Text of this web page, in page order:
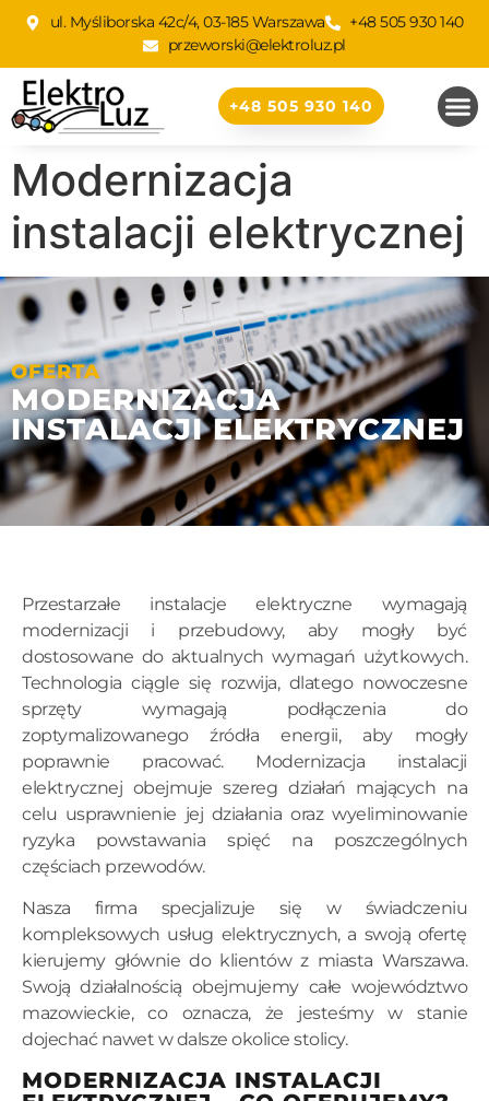
ul. Myśliborska 42c/4, 03-185 Warszawa
+48 505 930 140
przeworski@elektroluz.pl
+48 505 930 140
Modernizacja
instalacji elektrycznej
OFERTA
MODERNIZACJA
INSTALACJI ELEKTRYCZNEJ
Przestarzałe instalacje elektryczne wymagają
modernizacji i przebudowy, aby mogły być
dostosowane do aktualnych wymagań użytkowych.
Technologia ciągle się rozwija, dlatego nowoczesne
sprzęty wymagają podłączenia do
zoptymalizowanego źródła energii, aby mogły
poprawnie pracować. Modernizacja instalacji
elektrycznej obejmuje szereg działań mających na
celu usprawnienie jej działania oraz wyeliminowanie
ryzyka powstawania spięć na poszczególnych
częściach przewodów.
Nasza firma specjalizuje się w świadczeniu
kompleksowych usług elektrycznych, a swoją ofertę
kierujemy głównie do klientów z miasta Warszawa.
Swoją działalnością obejmujemy całe województwo
mazowieckie, co oznacza, że jesteśmy w stanie
dojechać nawet w dalsze okolice stolicy.
MODERNIZACJA INSTALACJI